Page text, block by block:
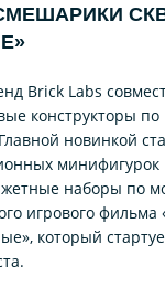
Brick Labs
конструкторы по
новинкой
минифигурок
наборы по
игрового
который